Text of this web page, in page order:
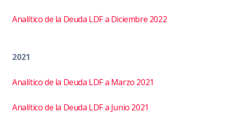
Analítico de la Deuda LDF a Diciembre 2022
2021
Analítico de la Deuda LDF a Marzo 2021
Analítico de la Deuda LDF a Junio 2021